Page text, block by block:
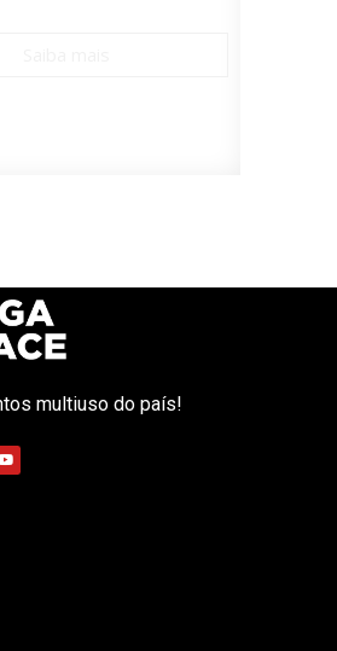
multiuso do país!